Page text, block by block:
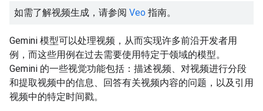
如需了解视频生成，请参阅 Veo 指南。
Gemini 模型可以处理视频，从而实现许多前沿开发者用
例，而这些用例在过去需要使用特定于领域的模型。
Gemini 的一些视觉功能包括：描述视频、对视频进行分段
和提取视频中的信息、回答有关视频内容的问题，以及引用
视频中的特定时间戳。